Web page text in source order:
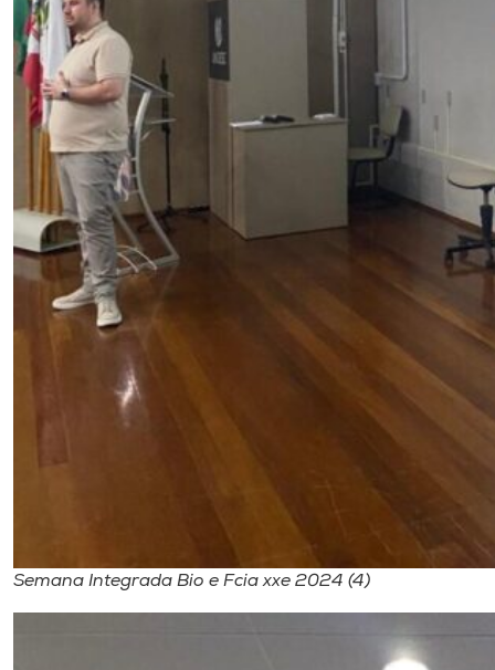
Semana Integrada Bio e Fcia xxe 2024 (4)